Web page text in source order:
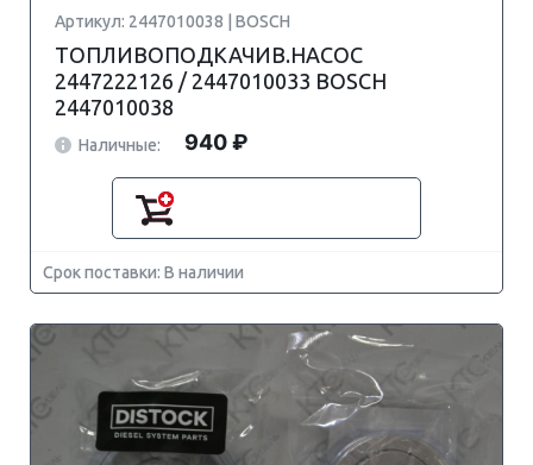
Артикул: 2447010038 | BOSCH
ТОПЛИВОПОДКАЧИВ.НАСОС
2447222126 / 2447010033 BOSCH
2447010038
Наличные: 940 ₽
Срок поставки: В наличии